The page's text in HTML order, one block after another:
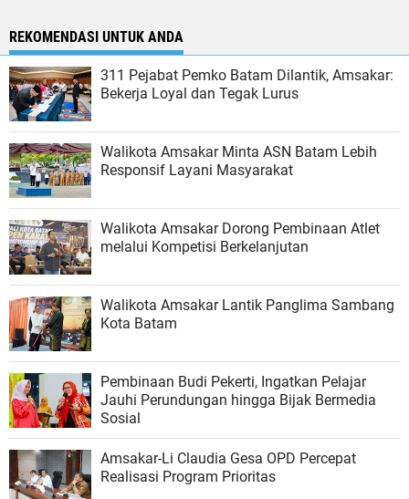
REKOMENDASI UNTUK ANDA
311 Pejabat Pemko Batam Dilantik, Amsakar:
Bekerja Loyal dan Tegak Lurus
Walikota Amsakar Minta ASN Batam Lebih
Responsif Layani Masyarakat
Walikota Amsakar Dorong Pembinaan Atlet
melalui Kompetisi Berkelanjutan
Walikota Amsakar Lantik Panglima Sambang
Kota Batam
Pembinaan Budi Pekerti, Ingatkan Pelajar
Jauhi Perundungan hingga Bijak Bermedia
Sosial
Amsakar-Li Claudia Gesa OPD Percepat
Realisasi Program Prioritas